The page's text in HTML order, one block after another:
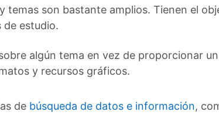
temas son bastante amplios. Tienen el
de estudio.
algún tema en vez de proporcionar
y recursos gráficos.
de búsqueda de datos e información,